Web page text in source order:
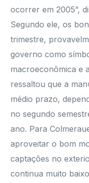
ocorrer em 2005”,
Segundo ele, os
trimestre,
governo como
macroeconômica e
ressaltou que a
médio prazo,
no segundo
ano. Para
aproveitar o bom
captações no
continua muito